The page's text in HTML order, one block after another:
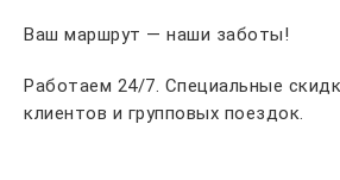
Ваш маршрут — наши заботы!
Работаем 24/7. Специальные
клиентов и групповых поездок.